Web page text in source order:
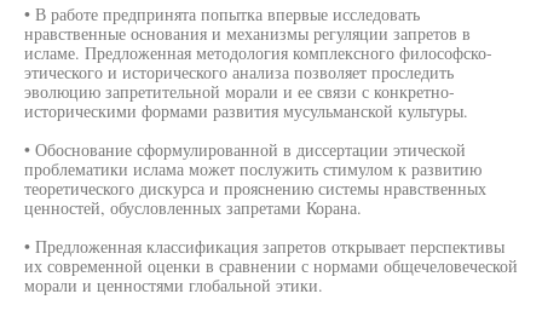
• В работе предпринята попытка впервые исследовать
нравственные основания и механизмы регуляции запретов в
исламе. Предложенная методология комплексного философско-
этического и исторического анализа позволяет проследить
эволюцию запретительной морали и ее связи с конкретно-
историческими формами развития мусульманской культуры.
• Обоснование сформулированной в диссертации этической
проблематики ислама может послужить стимулом к развитию
теоретического дискурса и прояснению системы нравственных
ценностей, обусловленных запретами Корана.
• Предложенная классификация запретов открывает перспективы
их современной оценки в сравнении с нормами общечеловеческой
морали и ценностями глобальной этики.